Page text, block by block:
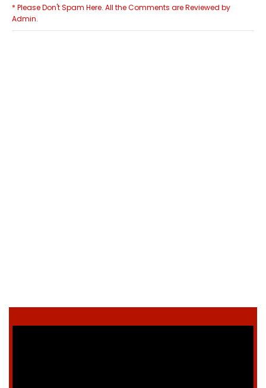
* Please Don't Spam Here. All the Comments are Reviewed by
Admin.